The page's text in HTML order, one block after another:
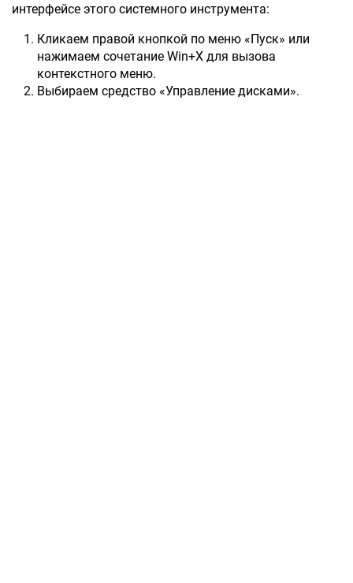
интерфейсе этого системного инструмента:
Кликаем правой кнопкой по меню «Пуск» или
нажимаем сочетание Win+X для вызова
контекстного меню.
Выбираем средство «Управление дисками».